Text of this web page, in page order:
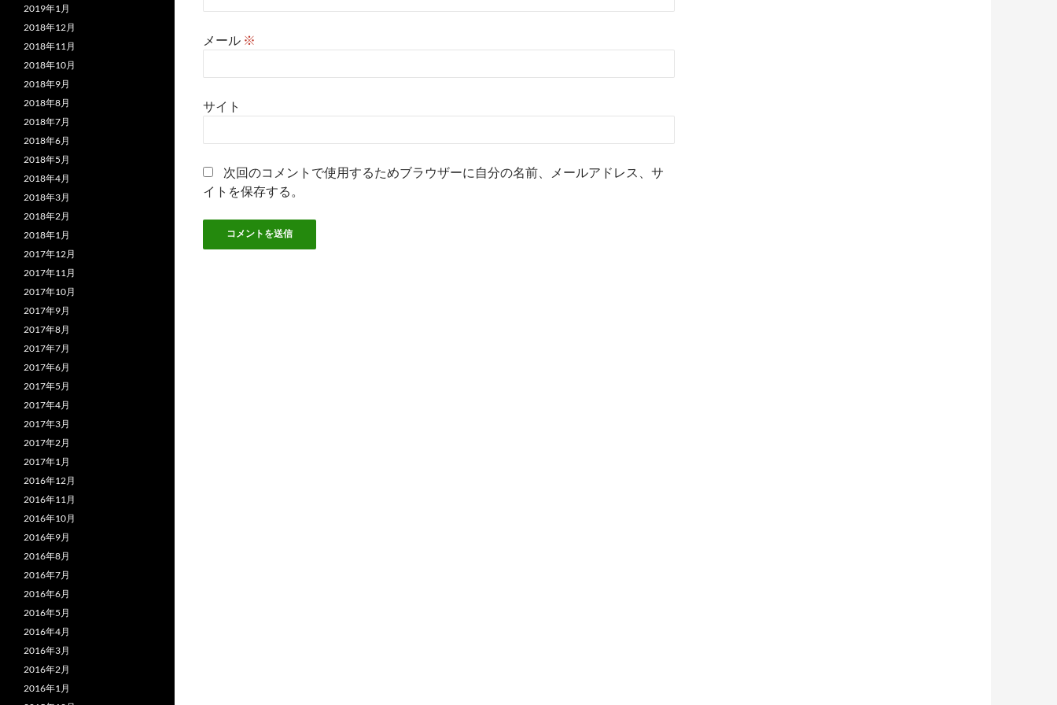
メール ※
サイト
次回のコメントで使用するためブラウザーに自分の名前、メールアドレス、サ
イトを保存する。
2019年1月
2018年12月
2018年11月
2018年10月
2018年9月
2018年8月
2018年7月
2018年6月
2018年5月
2018年4月
2018年3月
2018年2月
2018年1月
2017年12月
2017年11月
2017年10月
2017年9月
2017年8月
2017年7月
2017年6月
2017年5月
2017年4月
2017年3月
2017年2月
2017年1月
2016年12月
2016年11月
2016年10月
2016年9月
2016年8月
2016年7月
2016年6月
2016年5月
2016年4月
2016年3月
2016年2月
2016年1月